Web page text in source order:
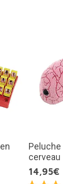
cerveau
14,95€